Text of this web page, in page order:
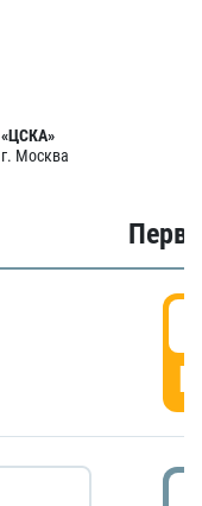
«ЦСКА»
г. Москва